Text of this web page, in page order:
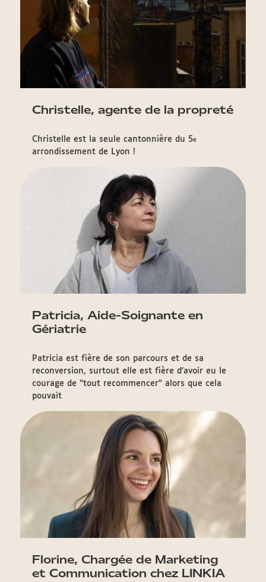
Christelle, agente de la propreté
Christelle est la seule cantonnière du 5e
arrondissement de Lyon !
Patricia, Aide-Soignante en
Gériatrie
Patricia est fière de son parcours et de sa
reconversion, surtout elle est fière d’avoir eu le
courage de “tout recommencer” alors que cela
pouvait
Florine, Chargée de Marketing
et Communication chez LINKIA